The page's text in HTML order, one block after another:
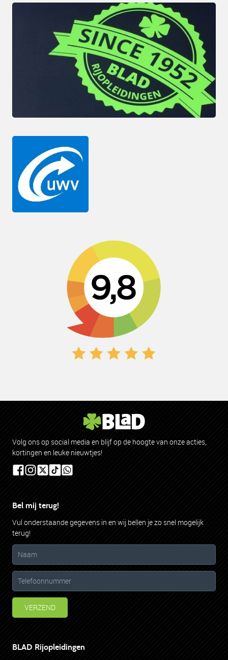
klantenvertellen
557 beoordelingen en 99% beveelt ons aan
Volg ons op social media en blijf op de hoogte van onze acties,
kortingen en leuke nieuwtjes!
Bel mij terug!
Vul onderstaande gegevens in en wij bellen je zo snel mogelijk
terug!
VERZEND
BLAD Rijopleidingen